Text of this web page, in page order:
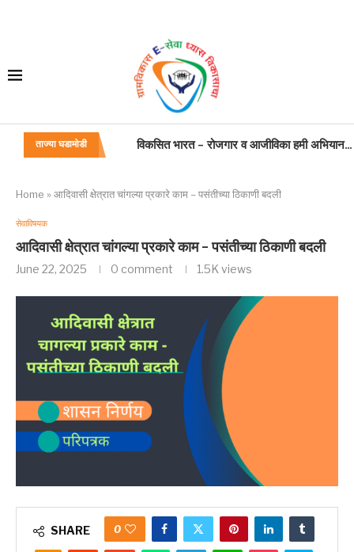
ताज्या घडामोडी
बांधकाम कामगार,कंत्राटदार. सुशिक्षित बेरोजगार
Home » आदिवासी क्षेत्रात चांगल्या प्रकारे काम – पसंतीच्या ठिकाणी बदली
सेवाविषयक
आदिवासी क्षेत्रात चांगल्या प्रकारे काम – पसंतीच्या ठिकाणी बदली
June 22, 2025 0 comment 1.5K views
SHARE 0